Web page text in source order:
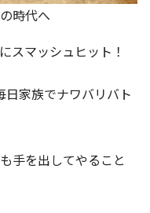
時代へ
スマッシュヒット！
家族でナワバリバト
手を出してやること